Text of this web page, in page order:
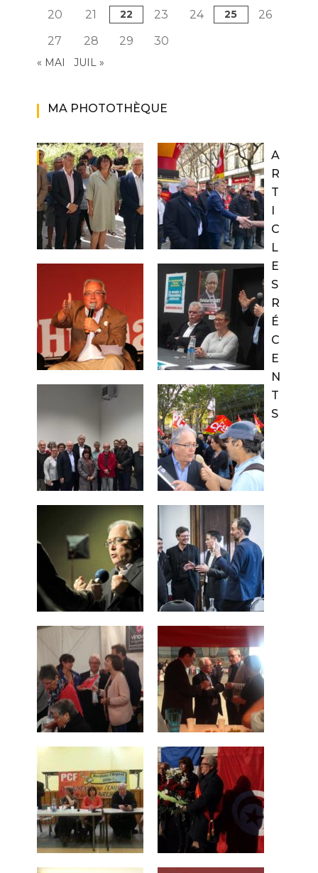
20
21 22 23 24 25
26
27
28 29 30
« MAI JUIL »
MA PHOTOTHÈQUE
A
R
T
I
C
L
E
S
R
É
C
E
N
T
S